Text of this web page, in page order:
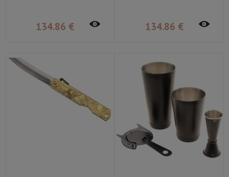
134.86 € 134.86 €